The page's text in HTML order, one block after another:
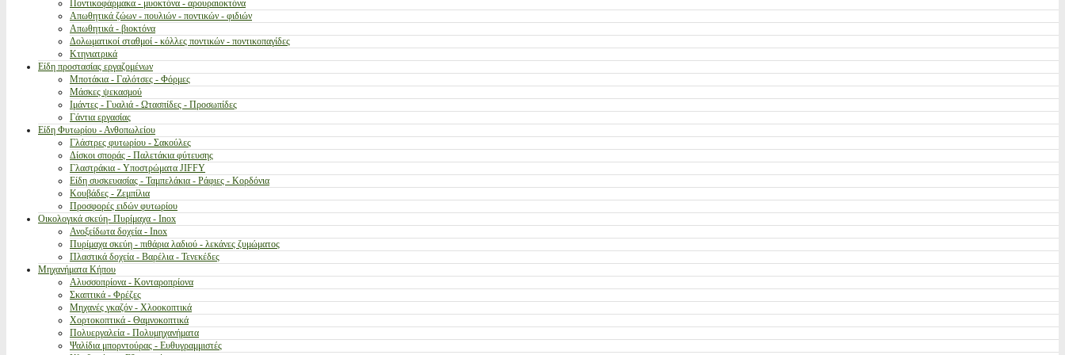
Ποντικοφάρμακα - μυοκτόνα - αρουραιοκτόνα
Απωθητικά ζώων - πουλιών - ποντικών - φιδιών
Απωθητικά - βιοκτόνα
Δολωματικοί σταθμοί - κόλλες ποντικών - ποντικοπαγίδες
Κτηνιατρικά
Είδη προστασίας εργαζομένων
Μποτάκια - Γαλότσες - Φόρμες
Μάσκες ψεκασμού
Ιμάντες - Γυαλιά - Ωτασπίδες - Προσωπίδες
Γάντια εργασίας
Είδη Φυτωρίου - Ανθοπωλείου
Γλάστρες φυτωρίου - Σακούλες
Δίσκοι σποράς - Παλετάκια φύτευσης
Γλαστράκια - Υποστρώματα JIFFY
Είδη συσκευασίας - Ταμπελάκια - Ράφιες - Κορδόνια
Κουβάδες - Ζεμπίλια
Προσφορές ειδών φυτωρίου
Οικολογικά σκεύη- Πυρίμαχα - Inox
Ανοξείδωτα δοχεία - Inox
Πυρίμαχα σκεύη - πιθάρια λαδιού - λεκάνες ζυμώματος
Πλαστικά δοχεία - Βαρέλια - Τενεκέδες
Μηχανήματα Κήπου
Αλυσσοπρίονα - Κονταροπρίονα
Σκαπτικά - Φρέζες
Μηχανές γκαζόν - Χλοοκοπτικά
Χορτοκοπτικά - Θαμνοκοπτικά
Πολυεργαλεία - Πολυμηχανήματα
Ψαλίδια μπορντούρας - Ευθυγραμμιστές